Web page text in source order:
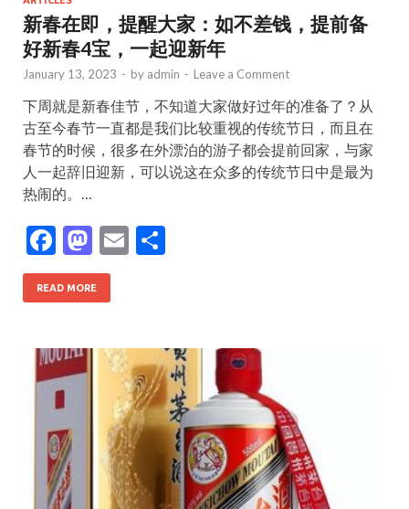
新春在即，提醒大家：如不差钱，提前备
好新春4宝，一起迎新年
January 13, 2023 - by admin - Leave a Comment
下周就是新春佳节，不知道大家做好过年的准备了？从
古至今春节一直都是我们比较重视的传统节日，而且在
春节的时候，很多在外漂泊的游子都会提前回家，与家
人一起辞旧迎新，可以说这在众多的传统节日中是最为
热闹的。…
F
ac
e
o
o
k
M
as
to
o
E
READ MORE